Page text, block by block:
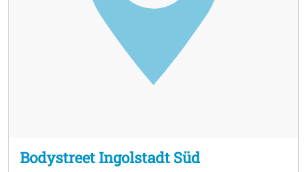
Bodystreet Ingolstadt Süd